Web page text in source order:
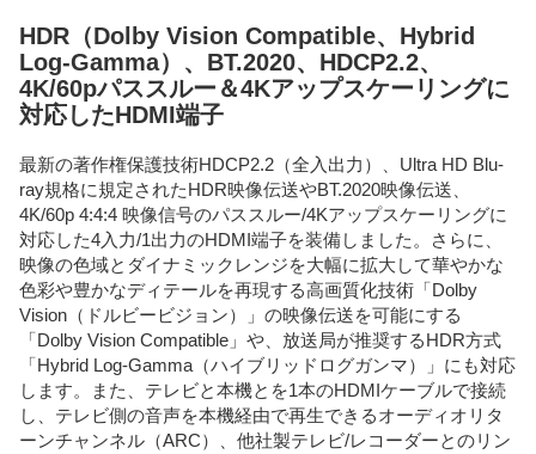
HDR（Dolby Vision Compatible、Hybrid
Log-Gamma）、BT.2020、HDCP2.2、
4K/60pパススルー＆4Kアップスケーリングに
対応したHDMI端子
最新の著作権保護技術HDCP2.2（全入出力）、Ultra HD Blu-
ray規格に規定されたHDR映像伝送やBT.2020映像伝送、
4K/60p 4:4:4 映像信号のパススルー/4Kアップスケーリングに
対応した4入力/1出力のHDMI端子を装備しました。さらに、
映像の色域とダイナミックレンジを大幅に拡大して華やかな
色彩や豊かなディテールを再現する高画質化技術「Dolby
Vision（ドルビービジョン）」の映像伝送を可能にする
「Dolby Vision Compatible」や、放送局が推奨するHDR方式
「Hybrid Log-Gamma（ハイブリッドログガンマ）」にも対応
します。また、テレビと本機とを1本のHDMIケーブルで接続
し、テレビ側の音声を本機経由で再生できるオーディオリタ
ーンチャンネル（ARC）、他社製テレビ/レコーダーとのリン